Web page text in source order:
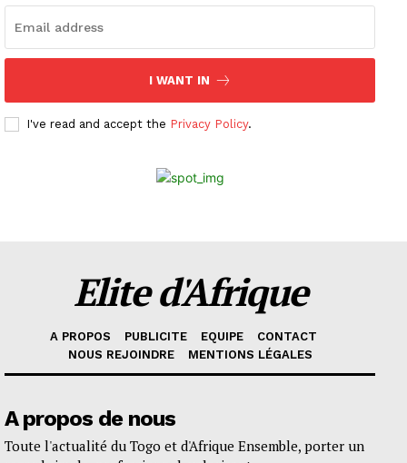
I WANT IN
I've read and accept the Privacy Policy.
Elite d'Afrique
A PROPOS PUBLICITE EQUIPE
CONTACT
NOUS REJOINDRE
MENTIONS LÉGALES
A propos de nous
Toute l'actualité du Togo et d'Afrique Ensemble, porter un